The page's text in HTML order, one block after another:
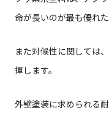
命が長いのが最も優れた
また対候性に関しては
揮します。
外壁塗装に求められる